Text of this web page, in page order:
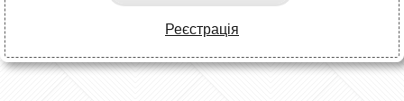
Реєстрація